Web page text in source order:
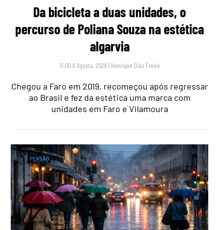
Da bicicleta a duas unidades, o
percurso de Poliana Souza na estética
algarvia
11:00 9 Agosto, 2026 | Henrique Dias Freire
Chegou a Faro em 2019, recomeçou após regressar
ao Brasil e fez da estética uma marca com
unidades em Faro e Vilamoura